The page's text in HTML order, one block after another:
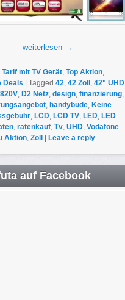
weiterlesen →
Tarif mit TV Gerät, Top Aktion,
Deals
Tagged 42, 42 Zoll , 42" UHD
, D2 Netz, design, finanzierung,
, handybude, Keine
, LCD, LCD TV, LED, LED
, ratenkauf, Tv, UHD, Vodafone
Aktion, Zoll Leave a reply
auf Facebook